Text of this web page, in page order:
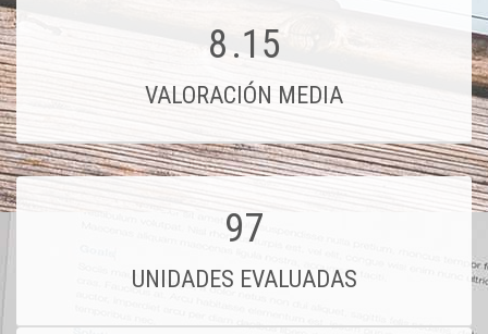
8.15
VALORACIÓN MEDIA
97
UNIDADES EVALUADAS